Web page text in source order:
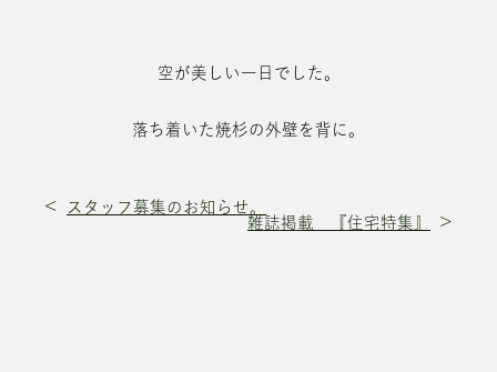
空が美しい一日でした。
落ち着いた焼杉の外壁を背に。
スタッフ募集のお知らせ。
雑誌掲載 『住宅特集』